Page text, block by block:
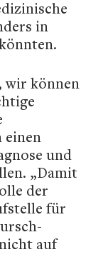
in
wir können
einen
und
„Damit
der
für
auf